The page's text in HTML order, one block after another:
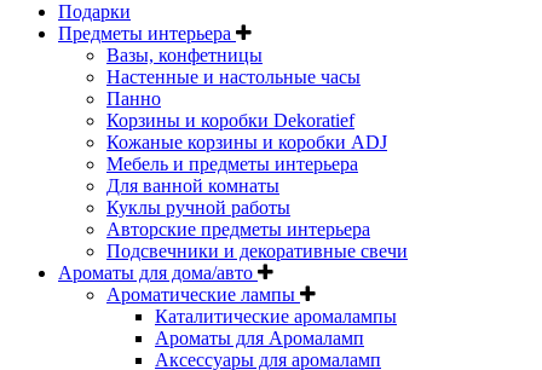
Подарки
Предметы интерьера
Вазы, конфетницы
Настенные и настольные часы
Панно
Корзины и коробки Dekoratief
Кожаные корзины и коробки ADJ
Мебель и предметы интерьера
Для ванной комнаты
Куклы ручной работы
Авторские предметы интерьера
Подсвечники и декоративные свечи
Ароматы для дома/авто
Ароматические лампы
Каталитические аромалампы
Ароматы для Аромаламп
Аксессуары для аромаламп